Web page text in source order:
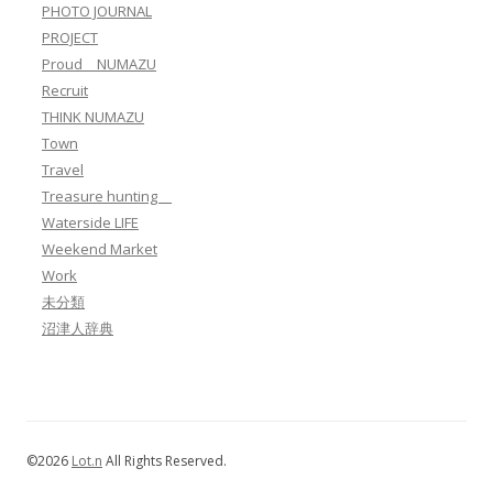
PHOTO JOURNAL
PROJECT
Proud NUMAZU
Recruit
THINK NUMAZU
Town
Travel
Treasure hunting
Waterside LIFE
Weekend Market
Work
未分類
沼津人辞典
©2026 Lot.n All Rights Reserved.